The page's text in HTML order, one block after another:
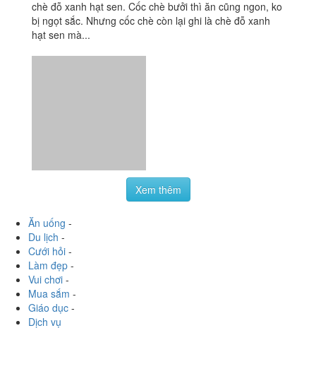
Làm đẹp -
Vui chơi-
Mua sắm-
Giáo dục -
Dịch vụ